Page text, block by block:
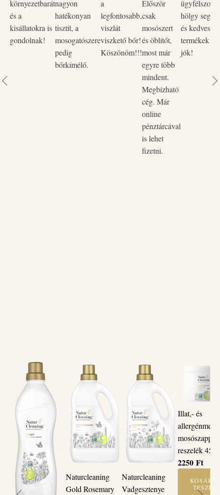
környezetbarát
és a
kisállatokra is
gondolnak!
nagyon
hatékonyan
tisztít, a
mosogatószere
pedig
bőrkímélő.
a
legfontosabb,
viszlát
viszkető bőr!
Köszönöm!!!
Először
csak
mosószert
és öblítőt,
most már
egyre több
mindent.
Megbízható
cég. Már
online
pénztárcával
is lehet
fizetni.
hölgy
és kedves
termékek
jók!
Naturcleaning
Gold Rosemary
Naturcleaning
Vadgesztenye
Illat,- és
mosószappan
reszelék 450
2250 Ft
TESZEM